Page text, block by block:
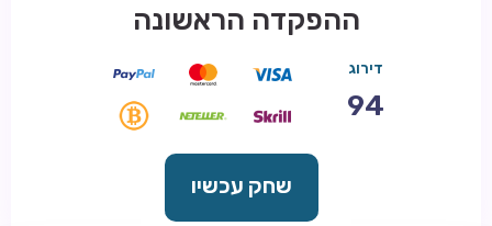
ההפקדה הראשונה
דירוג
94
שחק עכשיו